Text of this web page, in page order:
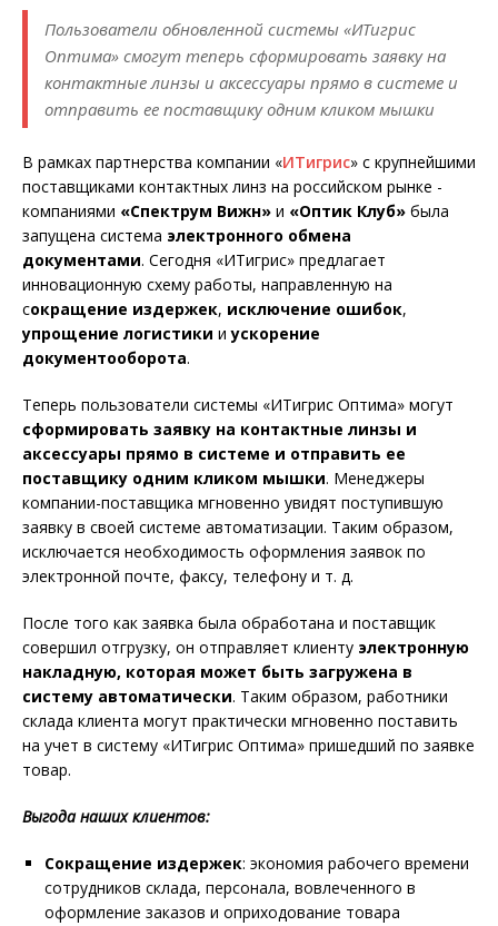
Пользователи обновленной системы «ИТигрис
Оптима» смогут теперь сформировать заявку на
контактные линзы и аксессуары прямо в системе и
отправить ее поставщику одним кликом мышки
В рамках партнерства компании «ИТигрис» с крупнейшими
поставщиками контактных линз на российском рынке -
компаниями «Спектрум Вижн» и «Оптик Клуб» была
запущена система электронного обмена
документами. Сегодня «ИТигрис» предлагает
инновационную схему работы, направленную на
сокращение издержек, исключение ошибок,
упрощение логистики и ускорение
документооборота.
Теперь пользователи системы «ИТигрис Оптима» могут
сформировать заявку на контактные линзы и
аксессуары прямо в системе и отправить ее
поставщику одним кликом мышки. Менеджеры
компании-поставщика мгновенно увидят поступившую
заявку в своей системе автоматизации. Таким образом,
исключается необходимость оформления заявок по
электронной почте, факсу, телефону и т. д.
После того как заявка была обработана и поставщик
совершил отгрузку, он отправляет клиенту электронную
накладную, которая может быть загружена в
систему автоматически. Таким образом, работники
склада клиента могут практически мгновенно поставить
на учет в систему «ИТигрис Оптима» пришедший по заявке
товар.
Выгода наших клиентов:
Сокращение издержек: экономия рабочего времени
сотрудников склада, персонала, вовлеченного в
оформление заказов и оприходование товара